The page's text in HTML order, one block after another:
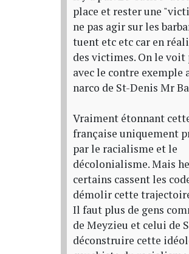
place et rester une
ne pas agir sur les
tuent etc etc car en
des victimes. On le voit
avec le contre exemple
narco de St-Denis Mr
Vraiment étonnant
française uniquement
par le racialisme et le
décolonialisme. Mais
certains cassent les
démolir cette
Il faut plus de gens
de Meyzieu et celui de
déconstruire cette